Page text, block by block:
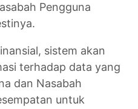
Pengguna
sistem akan
terhadap data yang
dan Nasabah
untuk